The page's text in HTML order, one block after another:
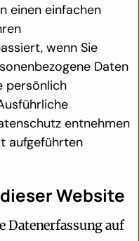
einen einfachen
wenn Sie
Daten
persönlich
entnehmen
aufgeführten
Website
Datenerfassung auf